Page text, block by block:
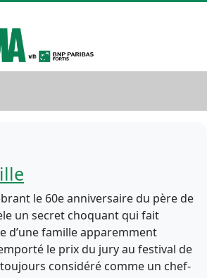
le 60e anniversaire du père de
un secret choquant qui fait
d’une famille apparemment
le prix du jury au festival de
considéré comme un chef-